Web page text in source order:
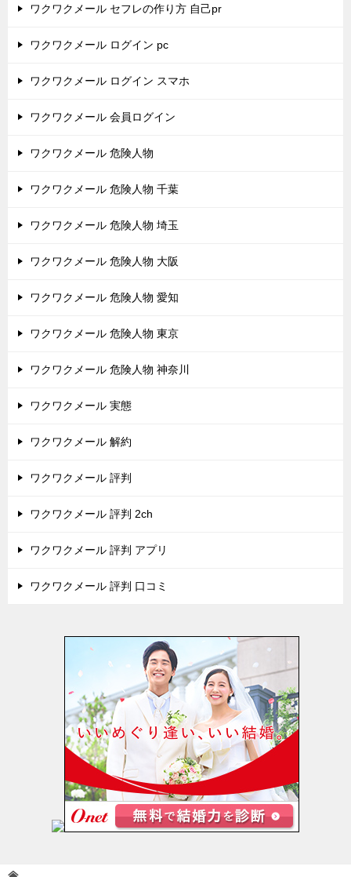
ワクワクメール セフレの作り方 自己pr
ワクワクメール ログイン pc
ワクワクメール ログイン スマホ
ワクワクメール 会員ログイン
ワクワクメール 危険人物
ワクワクメール 危険人物 千葉
ワクワクメール 危険人物 埼玉
ワクワクメール 危険人物 大阪
ワクワクメール 危険人物 愛知
ワクワクメール 危険人物 東京
ワクワクメール 危険人物 神奈川
ワクワクメール 実態
ワクワクメール 解約
ワクワクメール 評判
ワクワクメール 評判 2ch
ワクワクメール 評判 アプリ
ワクワクメール 評判 口コミ